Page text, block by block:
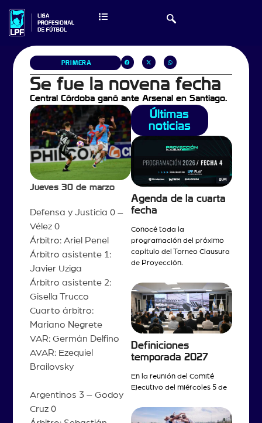
PRIMERA
Se fue la novena fecha
Central Córdoba ganó ante Arsenal en Santiago.
Jueves 30 de marzo
Defensa y Justicia 0 –
Vélez 0
Árbitro: Ariel Penel
Árbitro asistente 1:
Javier Uziga
Árbitro asistente 2:
Gisella Trucco
Cuarto árbitro:
Mariano Negrete
VAR: Germán Delfino
AVAR: Ezequiel
Brailovsky
Argentinos 3 – Godoy
Cruz 0
Últimas
noticias
Agenda de la cuarta
fecha
Conocé toda la
programación del próximo
capítulo del Torneo Clausura
de Proyección.
Definiciones
temporada 2027
En la reunión del Comité
Ejecutivo del miércoles 5 de